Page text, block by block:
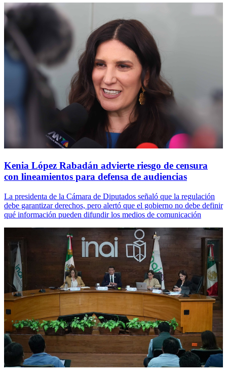
Kenia López Rabadán advierte riesgo de censura
con lineamientos para defensa de audiencias
La presidenta de la Cámara de Diputados señaló que la regulación
debe garantizar derechos, pero alertó que el gobierno no debe definir
qué información pueden difundir los medios de comunicación